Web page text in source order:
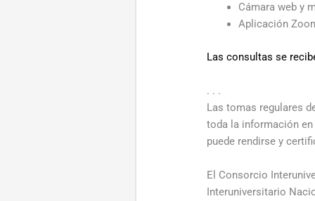
Cámara web y
Aplicación
Las consultas se
. . .
Las tomas regulares
toda la información en
puede rendirse y
El Consorcio
Interuniversitario